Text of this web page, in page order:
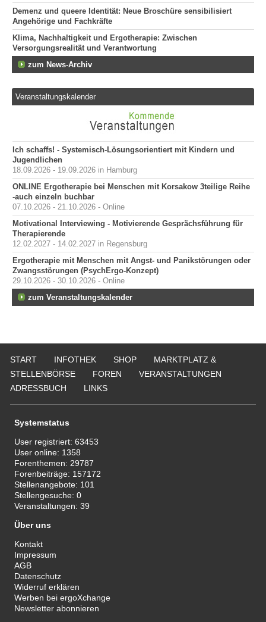
Demenz und queere Identität: Neue Broschüre sensibilisiert
Angehörige und Fachkräfte
Klima, Nachhaltigkeit und Ergotherapie: Zwischen
Versorgungsrealität und Verantwortung
zum News-Archiv
Veranstaltungskalender
Ich schaffs! - Systemisch-Lösungsorientiert mit Kindern und
Jugendlichen
18.09.2026 - 19.09.2026 in Hamburg
ONLINE Ergotherapie bei Menschen mit Korsakow 3teilige Reihe
-auch einzeln buchbar
07.10.2026 - 21.10.2026 - Online
Motivational Interviewing - Motivierende Gesprächsführung für
Therapierende
12.02.2027 - 14.02.2027 in Regensburg
Ergotherapie mit Menschen mit Angst- und Panikstörungen oder
Zwangsstörungen (PsychErgo-Konzept)
29.10.2026 - 30.10.2026 - Online
zum Veranstaltungskalender
START INFOTHEK SHOP
MARKTPLATZ &
STELLENBÖRSE
FOREN
VERANSTALTUNGEN
ADRESSBUCH
LINKS
Systemstatus
User registriert:63453
User online: 1358
Forenthemen: 29787
Forenbeiträge: 157172
Stellenangebote: 101
Stellengesuche:0
Veranstaltungen:39
Über uns
Kontakt
Impressum
AGB
Datenschutz
Widerruf erklären
Werben bei ergoXchange
Newsletter abonnieren